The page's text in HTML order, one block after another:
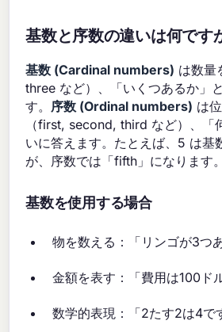
基数と序数の違いは何です
基数 (Cardinal numbers) は数量
three など）、「いくつあるか」
す。 序数 (Ordinal numbers) は
（first, second, third など）、「
いに答えます。たとえば、5 は基
が、序数では「fifth」になります。
基数を使用する場合
物を数える：「リンゴが3つ
金額を表す：「費用は100ド
数学的表現：「2たす2は4で